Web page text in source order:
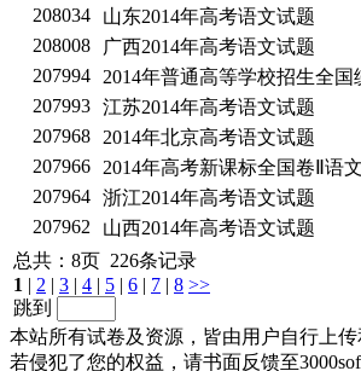
208034
山东2014年高考语文试题
208008
广西2014年高考语文试题
207994
2014年普通高等学校招生全国
207993 江苏2014年高考语文试题
207968
2014年北京高考语文试题
207966
2​0​1​4​年​高​考​新​课​标​全​国​卷​Ⅱ​语​
207964 浙江2014年高考语文试题
207962
山西2014年高考语文试题
总共：8页 226条记录
1 | 2 | 3 | 4 | 5 | 6 | 7 | 8 >>
跳到
本站所有试卷及资源，皆由用户自行上
若侵犯了您的权益，请书面反馈至